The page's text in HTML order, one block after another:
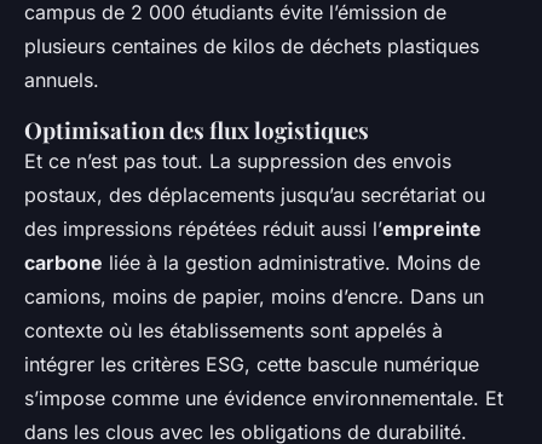
campus de 2 000 étudiants évite l’émission de
plusieurs centaines de kilos de déchets plastiques
annuels.
Optimisation des flux logistiques
Et ce n’est pas tout. La suppression des envois
postaux, des déplacements jusqu’au secrétariat ou
des impressions répétées réduit aussi l’empreinte
carbone liée à la gestion administrative. Moins de
camions, moins de papier, moins d’encre. Dans un
contexte où les établissements sont appelés à
intégrer les critères ESG, cette bascule numérique
s’impose comme une évidence environnementale. Et
dans les clous avec les obligations de durabilité.